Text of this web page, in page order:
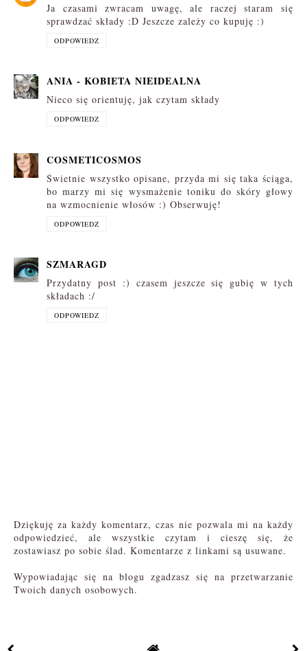
Ja czasami zwracam uwagę, ale raczej staram się
sprawdzać składy :D Jeszcze zależy co kupuję :)
ODPOWIEDZ
ANIA - KOBIETA NIEIDEALNA
Nieco się orientuję, jak czytam składy
ODPOWIEDZ
COSMETICOSMOS
Świetnie wszystko opisane, przyda mi się taka ściąga,
bo marzy mi się wysmażenie toniku do skóry głowy
na wzmocnienie włosów :) Obserwuję!
ODPOWIEDZ
SZMARAGD
Przydatny post :) czasem jeszcze się gubię w tych
składach :/
ODPOWIEDZ
Dziękuję za każdy komentarz, czas nie pozwala mi na każdy
odpowiedzieć, ale wszystkie czytam i cieszę się, że
zostawiasz po sobie ślad. Komentarze z linkami są usuwane.
Wypowiadając się na blogu zgadzasz się na przetwarzanie
Twoich danych osobowych.